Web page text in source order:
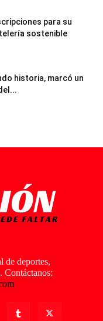
para su
sostenible
historia, marcó un
deportes,
Contáctanos: